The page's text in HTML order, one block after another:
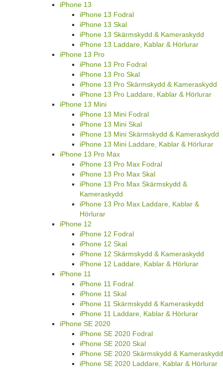
iPhone 13
iPhone 13 Fodral
iPhone 13 Skal
iPhone 13 Skärmskydd & Kameraskydd
iPhone 13 Laddare, Kablar & Hörlurar
iPhone 13 Pro
iPhone 13 Pro Fodral
iPhone 13 Pro Skal
iPhone 13 Pro Skärmskydd & Kameraskydd
iPhone 13 Pro Laddare, Kablar & Hörlurar
iPhone 13 Mini
iPhone 13 Mini Fodral
iPhone 13 Mini Skal
iPhone 13 Mini Skärmskydd & Kameraskydd
iPhone 13 Mini Laddare, Kablar & Hörlurar
iPhone 13 Pro Max
iPhone 13 Pro Max Fodral
iPhone 13 Pro Max Skal
iPhone 13 Pro Max Skärmskydd &
Kameraskydd
iPhone 13 Pro Max Laddare, Kablar &
Hörlurar
iPhone 12
iPhone 12 Fodral
iPhone 12 Skal
iPhone 12 Skärmskydd & Kameraskydd
iPhone 12 Laddare, Kablar & Hörlurar
iPhone 11
iPhone 11 Fodral
iPhone 11 Skal
iPhone 11 Skärmskydd & Kameraskydd
iPhone 11 Laddare, Kablar & Hörlurar
iPhone SE 2020
iPhone SE 2020 Fodral
iPhone SE 2020 Skal
iPhone SE 2020 Skärmskydd & Kameraskydd
iPhone SE 2020 Laddare, Kablar & Hörlurar